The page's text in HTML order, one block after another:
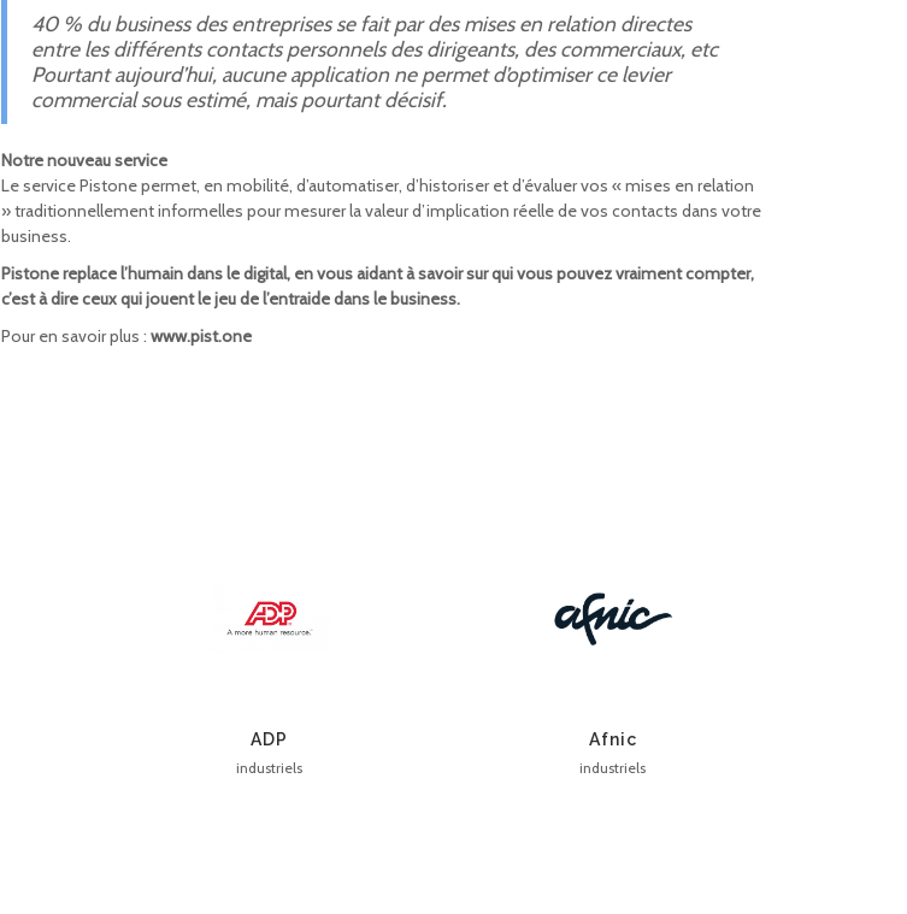
40 % du business des entreprises se fait par des mises en relation directes
entre les différents contacts personnels des dirigeants, des commerciaux, etc
Pourtant aujourd’hui, aucune application ne permet d’optimiser ce levier
commercial sous estimé, mais pourtant décisif.
Notre nouveau service
Le service Pistone permet, en mobilité, d’automatiser, d’historiser et d’évaluer vos « mises en relation
» traditionnellement informelles pour mesurer la valeur d’implication réelle de vos contacts dans votre
business.
Pistone replace l’humain dans le digital, en vous aidant à savoir sur qui vous pouvez vraiment compter,
c’est à dire ceux qui jouent le jeu de l’entraide dans le business.
Pour en savoir plus : www.pist.one
ADP
industriels
Afnic
industriels